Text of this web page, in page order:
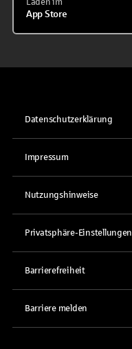
App Store
Datenschutzerklärung
Impressum
Nutzungshinweise
Privatsphäre-Einstellungen
Barrierefreiheit
Barriere melden